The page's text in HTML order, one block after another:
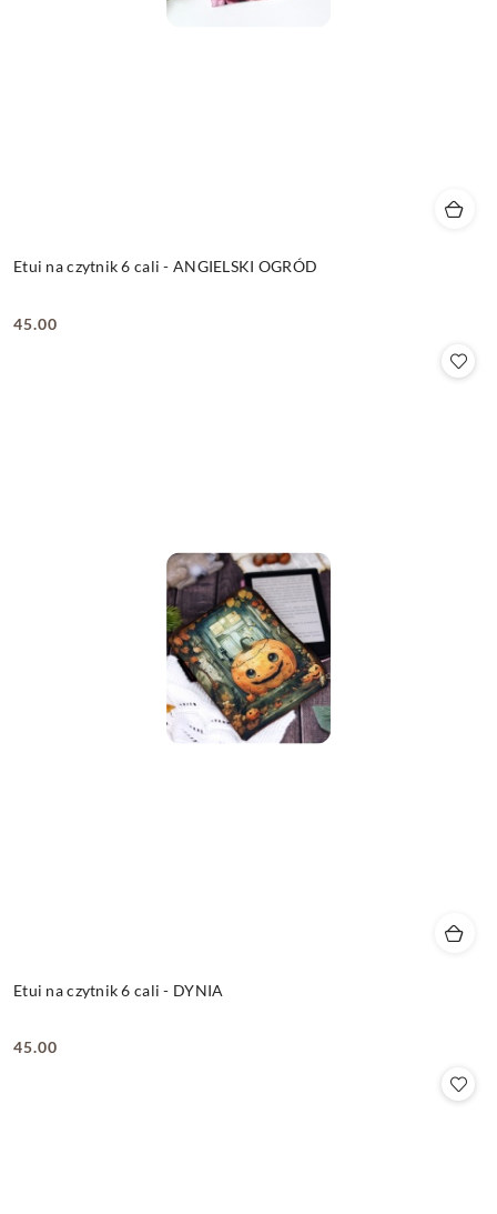
Etui na czytnik 6 cali - ANGIELSKI OGRÓD
Cena:
45.00
Etui na czytnik 6 cali - DYNIA
Cena:
45.00